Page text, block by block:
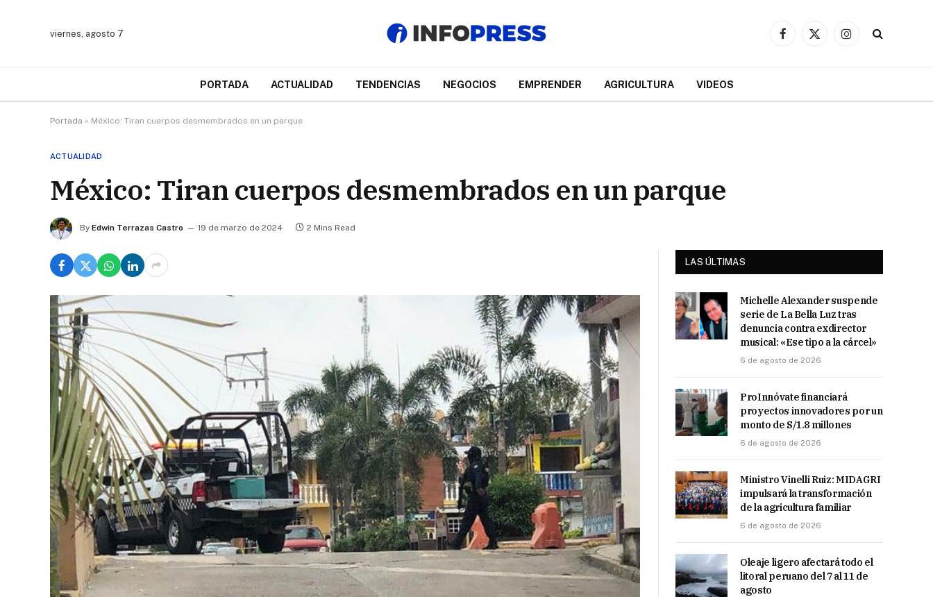
viernes, agosto 7
Facebook
X
Instagram
PORTADA ACTUALIDAD TENDENCIAS NEGOCIOS EMPRENDER AGRICULTURA VIDEOS
Portada » México: Tiran cuerpos desmembrados en un parque
ACTUALIDAD
México: Tiran cuerpos desmembrados en un parque
By Edwin Terrazas Castro 19 de marzo de 2024 2 Mins Read
LAS ÚLTIMAS
Michelle Alexander suspende
serie de La Bella Luz tras
denuncia contra exdirector
musical: «Ese tipo a la cárcel»
6 de agosto de 2026
ProInnóvate financiará
proyectos innovadores por un
monto de S/1.8 millones
6 de agosto de 2026
Ministro Vinelli Ruiz: MIDAGRI
impulsará la transformación
de la agricultura familiar
6 de agosto de 2026
Oleaje ligero afectará todo el
litoral peruano del 7 al 11 de
agosto